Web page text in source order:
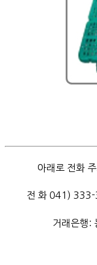
아래로 전화
전 화 041)
거래은행